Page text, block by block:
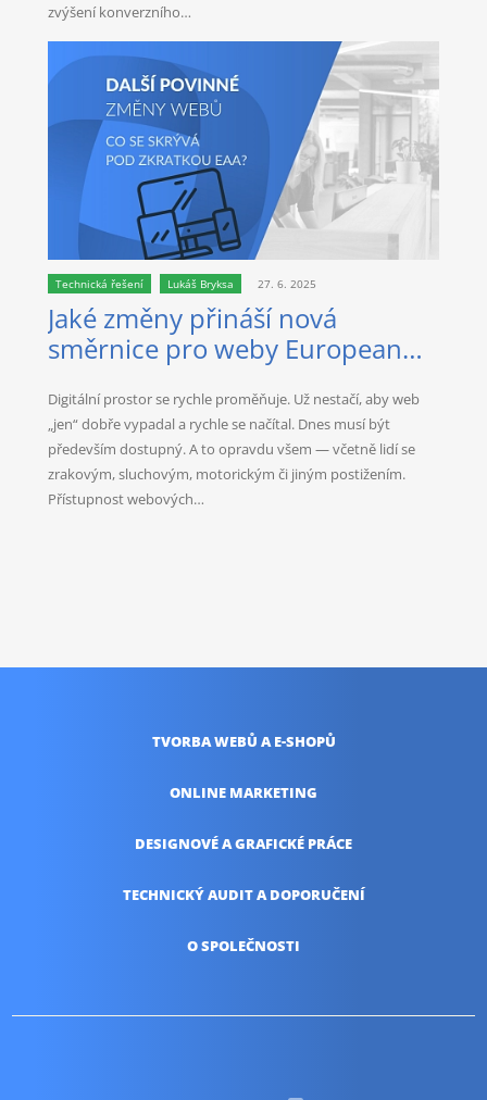
zvýšení konverzního…
Technická řešení Lukáš Bryksa 27. 6. 2025
Jaké změny přináší nová
směrnice pro weby European
Digitální prostor se rychle proměňuje. Už nestačí, aby web
„jen“ dobře vypadal a rychle se načítal. Dnes musí být
především dostupný. A to opravdu všem — včetně lidí se
zrakovým, sluchovým, motorickým či jiným postižením.
Přístupnost webových…
TVORBA WEBŮ A E-SHOPŮ
ONLINE MARKETING
DESIGNOVÉ AGRAFICKÉ PRÁCE
TECHNICKÝ AUDITA DOPORUČENÍ
O SPOLEČNOSTI